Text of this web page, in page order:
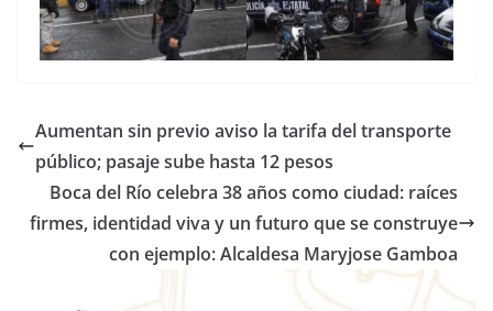
Aumentan sin previo aviso la tarifa del transporte
público; pasaje sube hasta 12 pesos
Boca del Río celebra 38 años como ciudad: raíces
firmes, identidad viva y un futuro que se construye
con ejemplo: Alcaldesa Maryjose Gamboa